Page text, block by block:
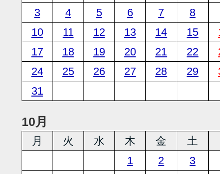
3
4 5 6 7
8
10
11 12 13 14 15
17
18 19 20 21 22
24
25 26 27 28 29
31
10月
月 火 水 木 金 土
1
2
3